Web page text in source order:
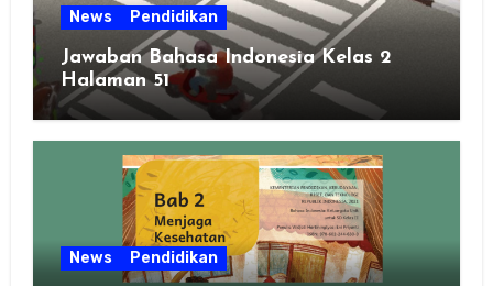
News Pendidikan
Jawaban Bahasa Indonesia Kelas 2
Halaman 51
News Pendidikan